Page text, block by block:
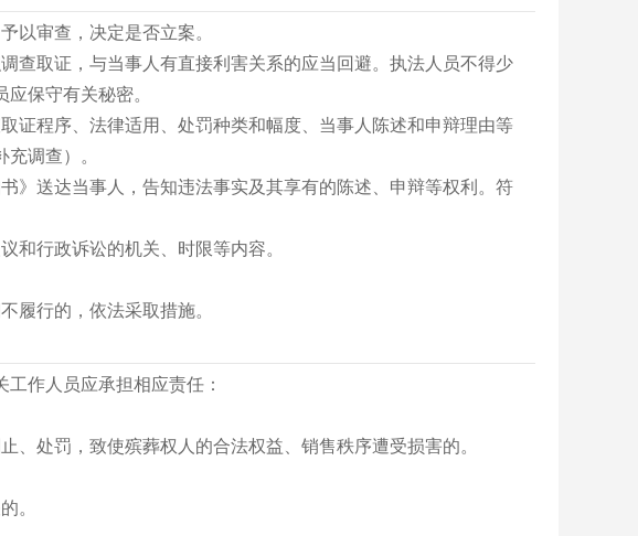
以审查，决定是否立案。
查取证，与当事人有直接利害关系的应当回避。执法人员不得少
保守有关秘密。
证程序、法律适用、处罚种类和幅度、当事人陈述和申辩理由等
调查）。
》送达当事人，告知违法事实及其享有的陈述、申辩等权利。符
和行政诉讼的机关、时限等内容。
履行的，依法采取措施。
作人员应承担相应责任：
、处罚，致使殡葬权人的合法权益、销售秩序遭受损害的。
。